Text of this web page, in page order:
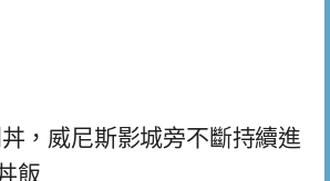
，威尼斯影城旁不斷持續進
飯